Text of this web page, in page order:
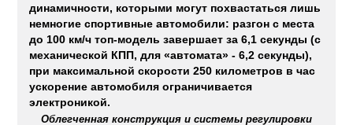
динамичности, которыми могут похвастаться лишь
немногие спортивные автомобили: разгон с места
до 100 км/ч топ-модель завершает за 6,1 секунды (с
механической КПП, для «автомата» - 6,2 секунды),
при максимальной скорости 250 километров в час
ускорение автомобиля ограничивается
электроникой.
Облегченная конструкция и системы регулировки